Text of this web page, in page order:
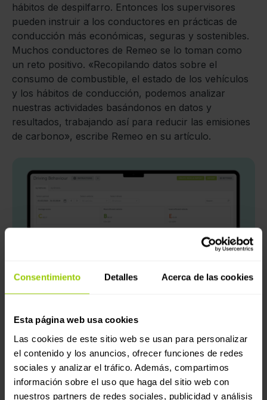
Consentimiento Detalles Acerca de las cookies
Esta página web usa cookies
Las cookies de este sitio web se usan para personalizar
el contenido y los anuncios, ofrecer funciones de redes
sociales y analizar el tráfico. Además, compartimos
información sobre el uso que haga del sitio web con
nuestros partners de redes sociales, publicidad y análisis
hábitos de despilfarro. Entonces los supervisores
pueden instruir a los conductores en prácticas de
conducción más económicas, seguras y sostenibles.
Muchos conductores de Remeo se lo toman como
un reto positivo. «Recopilando datos sobre el
consumo de combustible, el estado de los vehículos
y los hábitos de conducción, podemos analizar
nuestras actividades basándonos en datos y
resultados, trabajando así para reducir las emisiones
de carbono», escribe Remeo en su artículo.
El análisis del comportamiento del conductor de Mapon
comportamiento al volante, como la velocidad eco y la
Progreso del comportamiento de la
conducción de Remeo